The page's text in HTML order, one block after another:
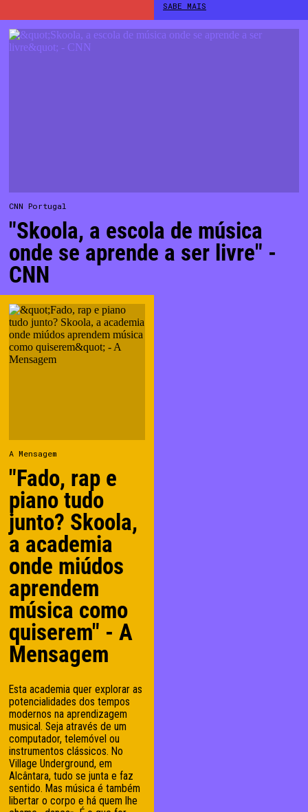
Sobre
Projetos
Associação
Contactos
SABE MAIS
CNN Portugal
"Skoola, a escola de música
onde se aprende a ser livre" -
CNN
A Mensagem
"Fado, rap e
piano tudo
junto? Skoola,
a academia
onde miúdos
aprendem
música como
quiserem" - A
Mensagem
Esta academia quer explorar as
potencialidades dos tempos
modernos na aprendizagem
musical. Seja através de um
computador, telemóvel ou
instrumentos clássicos. No
Village Underground, em
Alcântara, tudo se junta e faz
sentido. Mas música é também
libertar o corpo e há quem lhe